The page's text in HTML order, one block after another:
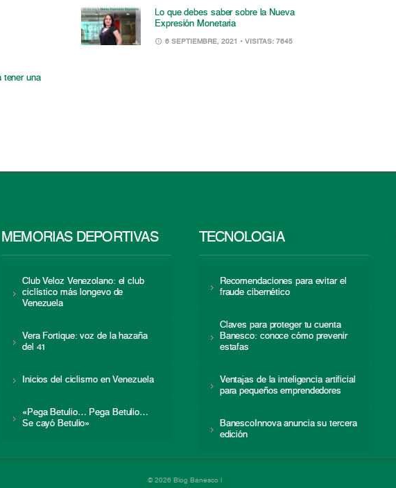
Lo que debes saber sobre la Nueva
Expresión Monetaria
6 SEPTIEMBRE, 2021 • VISITAS: 7645
tener una
MEMORIAS DEPORTIVAS
Club Veloz Venezolano: el club
ciclístico más longevo de
Venezuela
Vera Fortique: voz de la hazaña
del 41
Inicios del ciclismo en Venezuela
«Pega Betulio… Pega Betulio…
Se cayó Betulio»
TECNOLOGÍA
Recomendaciones para evitar el
fraude cibernético
Claves para proteger tu cuenta
Banesco: conoce cómo prevenir
estafas
Ventajas de la inteligencia artificial
para pequeños emprendedores
BanescoInnova anuncia su tercera
edición
© 2026 Blog Banesco |